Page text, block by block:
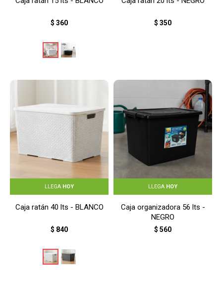
$ 360 $ 350
LLEGA HOY
Caja ratán 40 lts - BLANCO
$ 840
LLEGA HOY
Caja organizadora 56 lts -
NEGRO
$ 560